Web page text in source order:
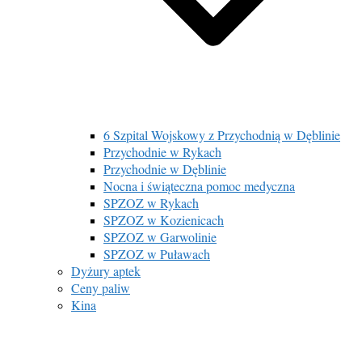
6 Szpital Wojskowy z Przychodnią w Dęblinie
Przychodnie w Rykach
Przychodnie w Dęblinie
Nocna i świąteczna pomoc medyczna
SPZOZ w Rykach
SPZOZ w Kozienicach
SPZOZ w Garwolinie
SPZOZ w Puławach
Dyżury aptek
Ceny paliw
Kina